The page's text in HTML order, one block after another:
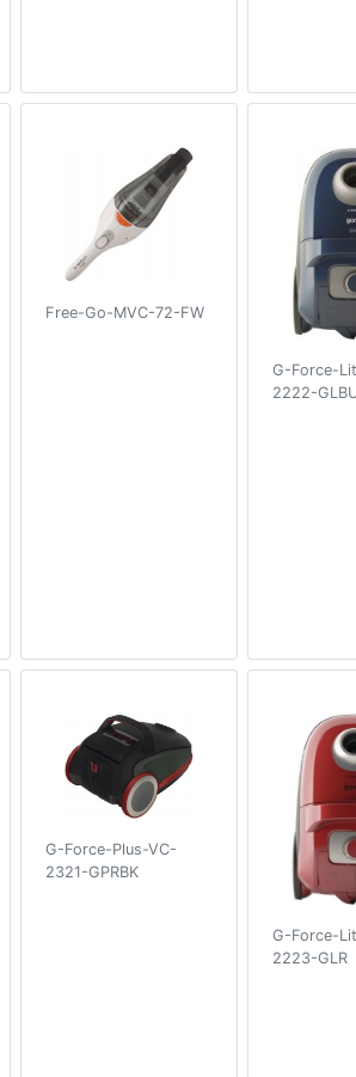
Free-Go-MVC-72-FW
G-Force-
2222-
G-Force-Plus-VC-
2321-GPRBK
G-Force-
2223-GLR